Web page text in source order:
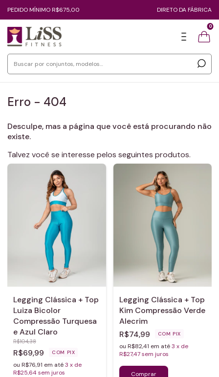
PEDIDO MÍNIMO R$675,00 DIRETO DA FÁBRICA
0
Erro - 404
Desculpe, mas a página que você está procurando não
existe.
Talvez você se interesse pelos seguintes produtos.
Legging Clássica + Top
Luiza Bicolor
Compressão Turquesa
e Azul Claro
R$104,38
R$69,99 COM PIX
ou R$76,91 em até3 x de
R$25,64sem juros
Legging Clássica + Top
Kim Compressão Verde
Alecrim
R$74,99
COM PIX
ou R$82,41 em até3 x de
R$27,47 sem juros